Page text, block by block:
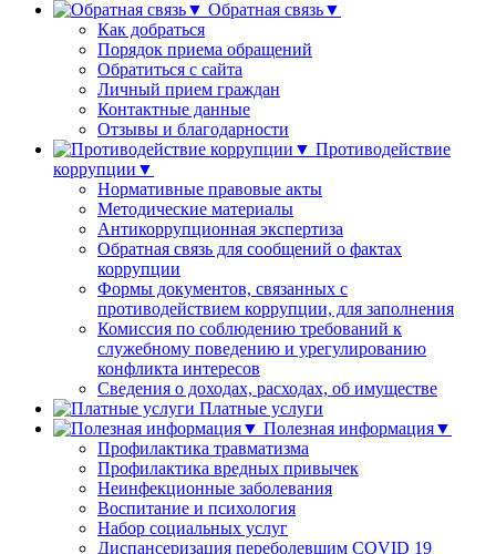
Обратная связь▼
Как добраться
Порядок приема обращений
Обратиться с сайта
Личный прием граждан
Контактные данные
Отзывы и благодарности
Противодействие
коррупции▼
Нормативные правовые акты
Методические материалы
Антикоррупционная экспертиза
Обратная связь для сообщений о фактах
коррупции
Формы документов, связанных с
противодействием коррупции, для заполнения
Комиссия по соблюдению требований к
служебному поведению и урегулированию
конфликта интересов
Сведения о доходах, расходах, об имуществе
Платные услуги
Полезная информация▼
Профилактика травматизма
Профилактика вредных привычек
Неинфекционные заболевания
Воспитание и психология
Набор социальных услуг
Диспансеризация переболевшим COVID 19